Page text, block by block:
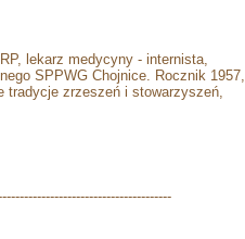
lekarz medycyny - internista,
SPPWG Chojnice. Rocznik 1957,
tradycje zrzeszeń i stowarzyszeń,